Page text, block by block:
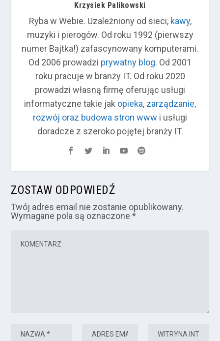
Krzysiek Palikowski
Ryba w Webie. Uzależniony od sieci, kawy,
muzyki i pierogów. Od roku 1992 (pierwszy
numer Bajtka!) zafascynowany komputerami.
Od 2006 prowadzi prywatny blog. Od 2001
roku pracuje w branży IT. Od roku 2020
prowadzi własną firmę oferując usługi
informatyczne takie jak opieka, zarządzanie,
rozwój oraz budowa stron www i usługi
doradcze z szeroko pojętej branży IT.
ZOSTAW ODPOWIEDŹ
Twój adres email nie zostanie opublikowany.
Wymagane pola są oznaczone*